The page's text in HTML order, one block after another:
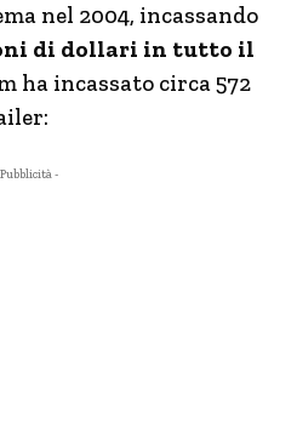
nel 2004, incassando
di dollari in tutto il
ha incassato circa 572
-